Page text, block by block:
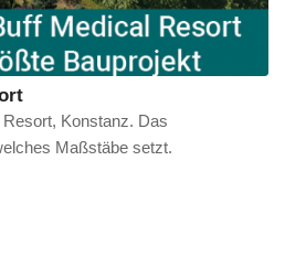
Konstanz. Das
Maßstäbe setzt.